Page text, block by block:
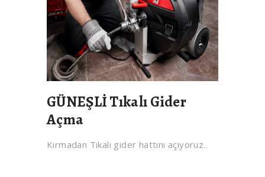
GÜNEŞLİ Tıkalı Gider
Açma
Kırmadan Tıkalı gider hattını açıyoruz..